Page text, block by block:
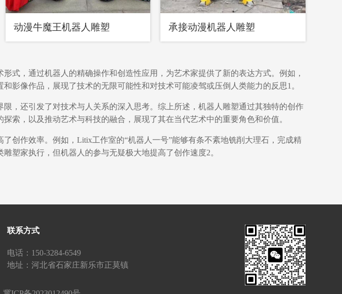
动漫牛魔王机器人雕塑 承接动漫机器人雕塑
式，通过机器人的精确操作和创造性应用，为艺术家提供了新的表达方式。例如，
影像作品，展现了技术的无限可能性和对技术可能凌驾或压倒人类能力的反思‌1。
，还引发了对技术与人关系的深入思考。综上所述，机器人雕塑通过其独特的创作
索，以及推动艺术与科技的融合，展现了其在当代艺术中的重要角色和价值‌。
创作效率。例如，Litix工作室的“机器人一号”能够有条不紊地铣削大理石，完成精
塑家执行，但机器人的参与无疑极大地提高了创作速度‌2。
联系方式
电话：150-3284-6549
地址：河北省石家庄新乐市正莫镇